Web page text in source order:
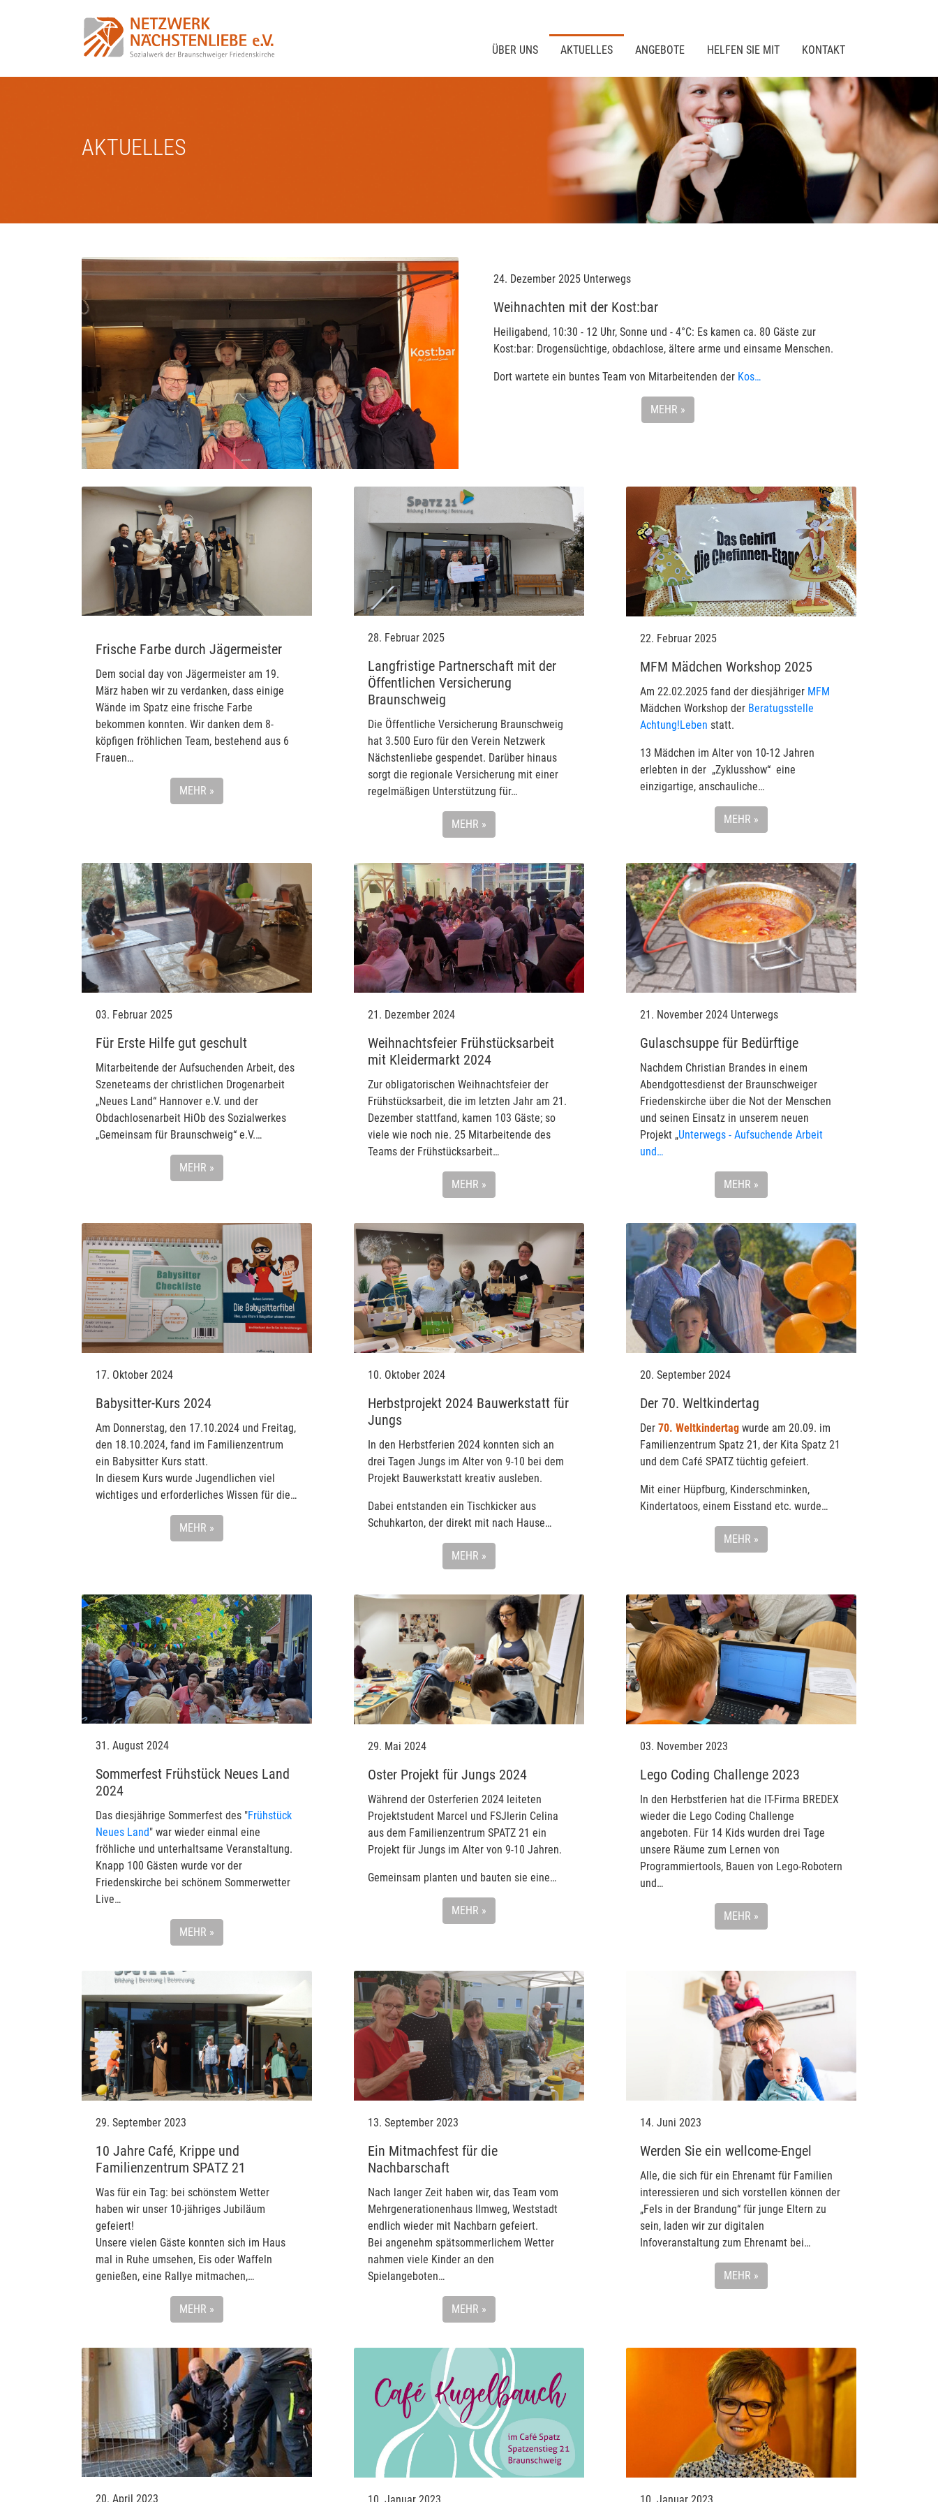
ÜBER UNS AKTUELLES ANGEBOTE HELFEN SIE MIT KONTAKT
AKTUELLES
24. Dezember 2025 Unterwegs
Weihnachten mit der Kost:bar
Heiligabend, 10:30 - 12 Uhr, Sonne und - 4°C: Es kamen ca. 80 Gäste zur
Kost:bar: Drogensüchtige, obdachlose, ältere arme und einsame Menschen.
Dort wartete ein buntes Team von Mitarbeitenden der Kos…
MEHR »
Frische Farbe durch Jägermeister
Dem social day von Jägermeister am 19.
März haben wir zu verdanken, dass einige
Wände im Spatz eine frische Farbe
bekommen konnten. Wir danken dem 8-
köpfigen fröhlichen Team, bestehend aus 6
Frauen…
MEHR »
28. Februar 2025
Langfristige Partnerschaft mit der
Öffentlichen Versicherung
Braunschweig
Die Öffentliche Versicherung Braunschweig
hat 3.500 Euro für den Verein Netzwerk
Nächstenliebe gespendet. Darüber hinaus
sorgt die regionale Versicherung mit einer
regelmäßigen Unterstützung für…
MEHR »
22. Februar 2025
MFM Mädchen Workshop 2025
Am 22.02.2025 fand der diesjähriger MFM
Mädchen Workshop der Beratugsstelle
Achtung!Leben statt.
13 Mädchen im Alter von 10-12 Jahren
erlebten in der „Zyklusshow“ eine
einzigartige, anschauliche…
MEHR »
03. Februar 2025
Für Erste Hilfe gut geschult
Mitarbeitende der Aufsuchenden Arbeit, des
Szeneteams der christlichen Drogenarbeit
„Neues Land“ Hannover e.V. und der
Obdachlosenarbeit HiOb des Sozialwerkes
„Gemeinsam für Braunschweig“ e.V.…
MEHR »
21. Dezember 2024
Weihnachtsfeier Frühstücksarbeit
mit Kleidermarkt 2024
Zur obligatorischen Weihnachtsfeier der
Frühstücksarbeit, die im letzten Jahr am 21.
Dezember stattfand, kamen 103 Gäste; so
viele wie noch nie. 25 Mitarbeitende des
Teams der Frühstücksarbeit…
MEHR »
21. November 2024 Unterwegs
Gulaschsuppe für Bedürftige
Nachdem Christian Brandes in einem
Abendgottesdienst der Braunschweiger
Friedenskirche über die Not der Menschen
und seinen Einsatz in unserem neuen
Projekt „Unterwegs - Aufsuchende Arbeit
und…
MEHR »
17. Oktober 2024
Babysitter-Kurs 2024
Am Donnerstag, den 17.10.2024 und Freitag,
den 18.10.2024, fand im Familienzentrum
ein Babysitter Kurs statt.
In diesem Kurs wurde Jugendlichen viel
wichtiges und erforderliches Wissen für die…
MEHR »
10. Oktober 2024
Herbstprojekt 2024 Bauwerkstatt für
Jungs
In den Herbstferien 2024 konnten sich an
drei Tagen Jungs im Alter von 9-10 bei dem
Projekt Bauwerkstatt kreativ ausleben.
Dabei entstanden ein Tischkicker aus
Schuhkarton, der direkt mit nach Hause…
MEHR »
20. September 2024
Der 70. Weltkindertag
Der 70. Weltkindertag wurde am 20.09. im
Familienzentrum Spatz 21, der Kita Spatz 21
und dem Café SPATZ tüchtig gefeiert.
Mit einer Hüpfburg, Kinderschminken,
Kindertatoos, einem Eisstand etc. wurde…
MEHR »
31. August 2024
Sommerfest Frühstück Neues Land
2024
Das diesjährige Sommerfest des "Frühstück
Neues Land" war wieder einmal eine
fröhliche und unterhaltsame Veranstaltung.
Knapp 100 Gästen wurde vor der
Friedenskirche bei schönem Sommerwetter
Live…
MEHR »
29. Mai 2024
Oster Projekt für Jungs 2024
Während der Osterferien 2024 leiteten
Projektstudent Marcel und FSJlerin Celina
aus dem Familienzentrum SPATZ 21 ein
Projekt für Jungs im Alter von 9-10 Jahren.
Gemeinsam planten und bauten sie eine…
MEHR »
03. November 2023
Lego Coding Challenge 2023
In den Herbstferien hat die IT-Firma BREDEX
wieder die Lego Coding Challenge
angeboten. Für 14 Kids wurden drei Tage
unsere Räume zum Lernen von
Programmiertools, Bauen von Lego-Robotern
und…
MEHR »
29. September 2023
10 Jahre Café, Krippe und
Familienzentrum SPATZ 21
Was für ein Tag: bei schönstem Wetter
haben wir unser 10-jähriges Jubiläum
gefeiert!
Unsere vielen Gäste konnten sich im Haus
mal in Ruhe umsehen, Eis oder Waffeln
genießen, eine Rallye mitmachen,…
MEHR »
13. September 2023
Ein Mitmachfest für die
Nachbarschaft
Nach langer Zeit haben wir, das Team vom
Mehrgenerationenhaus Ilmweg, Weststadt
endlich wieder mit Nachbarn gefeiert.
Bei angenehm spätsommerlichem Wetter
nahmen viele Kinder an den
Spielangeboten…
MEHR »
14. Juni 2023
Werden Sie ein wellcome-Engel
Alle, die sich für ein Ehrenamt für Familien
interessieren und sich vorstellen können der
„Fels in der Brandung“ für junge Eltern zu
sein, laden wir zur digitalen
Infoveranstaltung zum Ehrenamt bei…
MEHR »
20. April 2023 10. Januar 2023 10. Januar 2023